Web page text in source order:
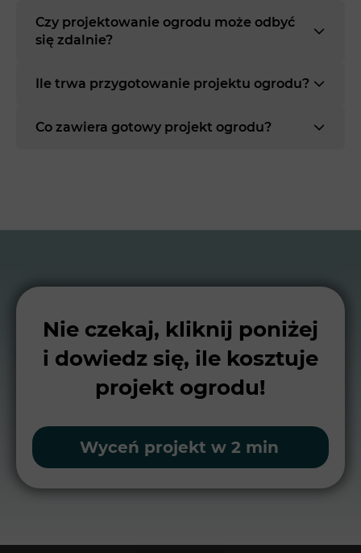
Czy projektowanie ogrodu może odbyć
się zdalnie?
Ile trwa przygotowanie projektu ogrodu?
Co zawiera gotowy projekt ogrodu?
Nie czekaj, kliknij poniżej
i dowiedz się, ile kosztuje
projekt ogrodu!
Wyceń projekt w 2 min